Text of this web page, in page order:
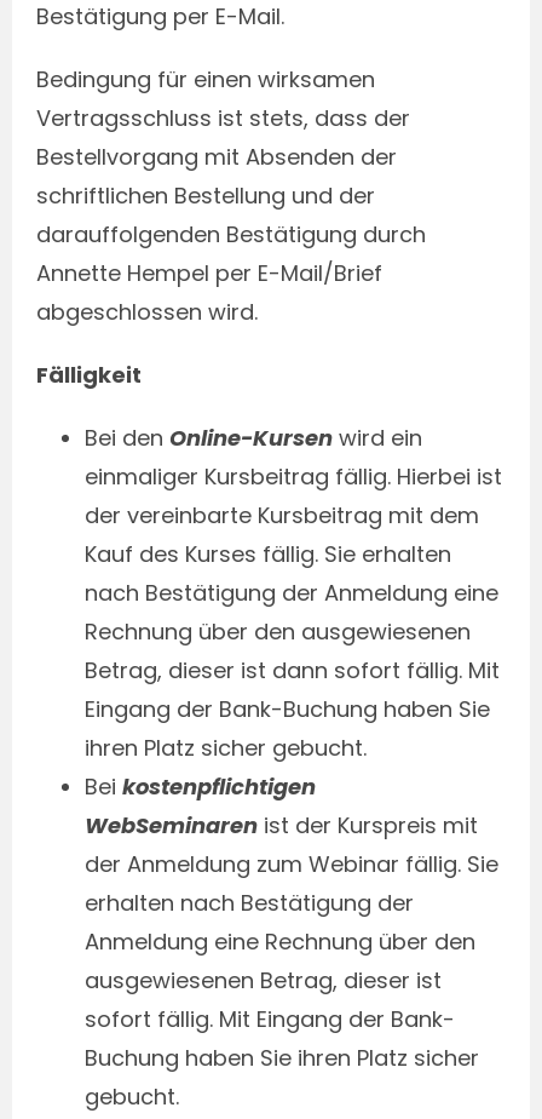
Bestätigung per E-Mail.
Bedingung für einen wirksamen
Vertragsschluss ist stets, dass der
Bestellvorgang mit Absenden der
schriftlichen Bestellung und der
darauffolgenden Bestätigung durch
Annette Hempel per E-Mail/Brief
abgeschlossen wird.
Fälligkeit
Bei den Online-Kursen wird ein
einmaliger Kursbeitrag fällig. Hierbei ist
der vereinbarte Kursbeitrag mit dem
Kauf des Kurses fällig. Sie erhalten
nach Bestätigung der Anmeldung eine
Rechnung über den ausgewiesenen
Betrag, dieser ist dann sofort fällig. Mit
Eingang der Bank-Buchung haben Sie
ihren Platz sicher gebucht.
Bei kostenpflichtigen
WebSeminaren ist der Kurspreis mit
der Anmeldung zum Webinar fällig. Sie
erhalten nach Bestätigung der
Anmeldung eine Rechnung über den
ausgewiesenen Betrag, dieser ist
sofort fällig. Mit Eingang der Bank-
Buchung haben Sie ihren Platz sicher
gebucht.